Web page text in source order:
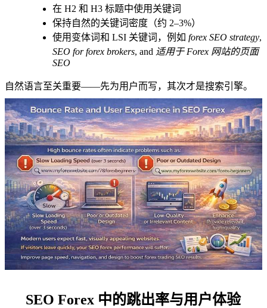
在 H2 和 H3 标题中使用关键词
保持自然的关键词密度（约 2–3%）
使用变体词和 LSI 关键词，例如 forex SEO strategy,
SEO for forex brokers, and 适用于 Forex 网站的页面
SEO
自然语言至关重要——先为用户而写，其次才是搜索引擎。
SEO Forex 中的跳出率与用户体验